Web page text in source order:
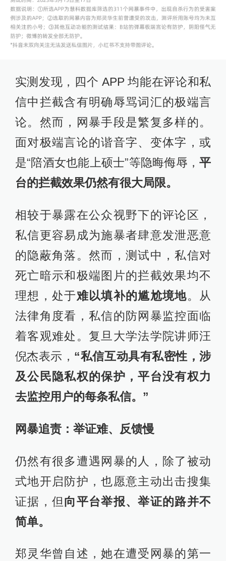
实测发现，四个 APP 均能在评论和私
信中拦截含有明确辱骂词汇的极端言
论。然而，网暴手段是繁复多样的。
面对极端言论的谐音字、变体字，或
是“陪酒女也能上硕士”等隐晦侮辱，平
台的拦截效果仍然有很大局限。
相较于暴露在公众视野下的评论区，
私信更容易成为施暴者肆意发泄恶意
的隐蔽角落。然而，测试中，私信对
死亡暗示和极端图片的拦截效果均不
理想，处于难以填补的尴尬境地。从
法律角度看，私信的防网暴监控面临
着客观难处。复旦大学法学院讲师汪
倪杰表示， “私信互动具有私密性，涉
及公民隐私权的保护，平台没有权力
去监控用户的每条私信。”
网暴追责：举证难、反馈慢
仍然有很多遭遇网暴的人，除了被动
式地开启防护，也愿意主动出击搜集
证据，但向平台举报、举证的路并不
简单。
郑灵华曾自述，她在遭受网暴的第一